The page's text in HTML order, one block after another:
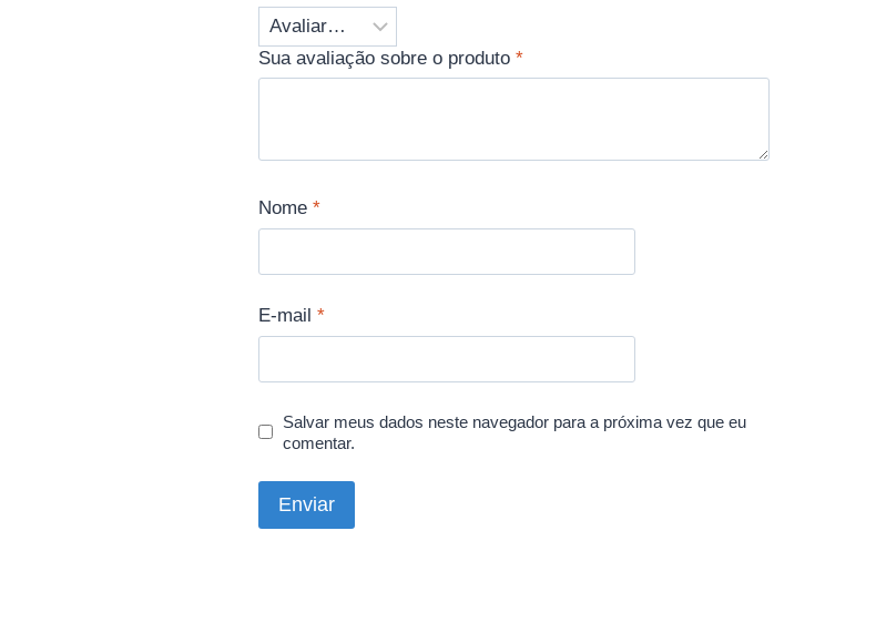
Sua avaliação sobre o produto*
Nome*
E-mail*
Salvar meus dados neste navegador para a próxima vez que eu
comentar.